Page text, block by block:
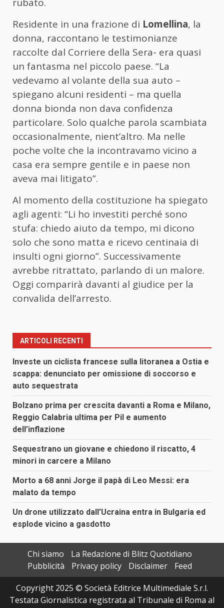
rubato.
Residente in una frazione di Lomellina, la
donna, raccontano le testimonianze
raccolte dal Corriere della Sera- era quasi
un fantasma nel piccolo paese. “La
vedevamo al volante della sua auto –
spiegano alcuni residenti – ma quella
donna bionda non dava confidenza
particolare. Solo qualche parola scambiata
occasionalmente, nient’altro. Ma nelle
poche volte che la incontravamo vicino a
casa era sempre gentile e in paese non
aveva mai litigato”.
Al momento della costituzione ha spiegato
agli agenti: “Li ho investiti perché sono
stufa: chiedo aiuto da tempo, mi dicono
solo che sono matta e ricevo centinaia di
insulti ogni giorno”. Successivamente
avrebbe ritrattato, parlando di un malore.
Oggi comparirà davanti al giudice per la
convalida dell’arresto.
ARTICOLI RECENTI
Investe un ciclista francese sulla litoranea a Ostia e
scappa: denunciato per omissione di soccorso e
auto sequestrata
Bolzano prima per crescita davanti a Roma e Milano,
Reggio Calabria ultima per Pil e aumento
dell’inflazione
Sequestrano un giovane e chiedono il riscatto, 4
minori in carcere a Milano
Morto a 68 anni Jorge il papà di Leo Messi: era
malato da tempo
Un drone utilizzato dall’Ucraina entra in Bulgaria ed
esplode vicino a gasdotto
Chi siamo
La Redazione di Blitz Quotidiano
Pubblicità
Privacy policy Disclaimer
Feed
Copyright 2025 © Società Editrice Multimediale S.r.l.
Testata Giornalistica registrata al Tribunale di Roma al